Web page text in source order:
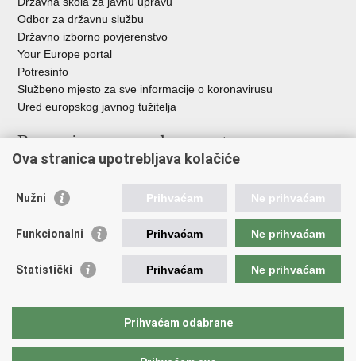
Odbor za državnu službu
Državno izborno povjerenstvo
Your Europe portal
Potresinfo
Službeno mjesto za sve informacije o koronavirusu
Ured europskog javnog tužitelja
Poveznice pravosudnog sustava
Državno odvjetništvo
Ured za suzbijanje korupcije i organiziranog kriminaliteta
Državnoodvjetničko vijeće
Hrvatska odvjetnička komora
Europski pravosudni portal
Ova stranica upotrebljava kolačiće
Nužni Prihvaćam Ne prihvaćam
Funkcionalni Prihvaćam Ne prihvaćam
Statistički Prihvaćam Ne prihvaćam
Prihvaćam odabrane